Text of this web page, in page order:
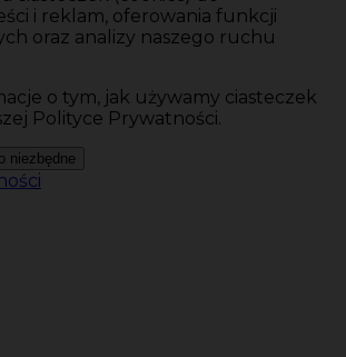
i reklam, oferowania funkcji
oraz analizy naszego ruchu
o tym, jak używamy ciasteczek
Polityce Prywatności.
niezbędne